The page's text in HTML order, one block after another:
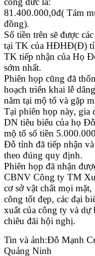
81.400.000,0đ( Tám
đồng).
Số tiền trên sẽ được
tại TK của HĐHĐ(Đ)
TK tiếp nhận của Họ
sớm nhất.
Phiên họp cũng đã
hoạch triển khai lễ
năm tại mộ tổ và gặp
Tại phiên họp này,
DN tiêu biểu của họ
mộ tổ số tiền
Đỗ tỉnh đã tiếp nhận
theo đúng quy định.
Phiên họp đã nhận
CBNV Công ty TM
cơ sở vật chất mọi
công tốt đẹp, các đại
xuất của công ty và dự
chiêu đãi hội nghị.
Tin và ảnh:Đỗ Mạnh
Quảng Ninh